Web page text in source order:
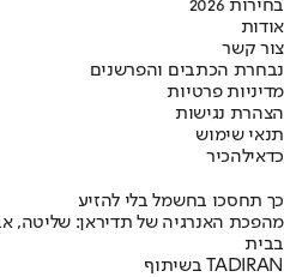
בחירות 2026
אודות
צור קשר
נבחרת הכתבים והפרשנים
מדיניות פרטיות
הצהרת נגישות
תנאי שימוש
כדאילהכיר
כך תחסכו בחשמל בלי להזיע
מהפכת האנרגיה של תדיראן: שליטה,
בבית
בשיתוף TADIRAN